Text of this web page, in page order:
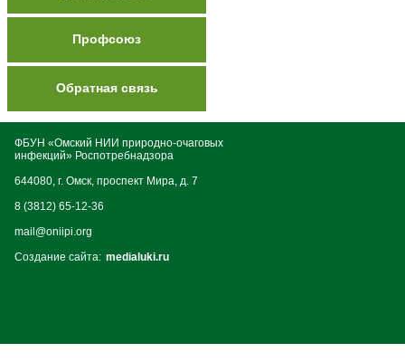
Профсоюз
Обратная связь
ФБУН «Омский НИИ природно-очаговых
инфекций» Роспотребнадзора
644080, г. Омск, проспект Мира, д. 7
8 (3812) 65-12-36
mail@oniipi.org
Создание сайта: medialuki.ru